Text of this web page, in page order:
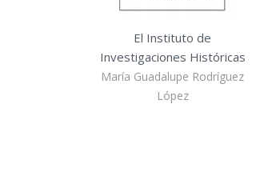
El Instituto de
Investigaciones Históricas
María Guadalupe Rodríguez
López